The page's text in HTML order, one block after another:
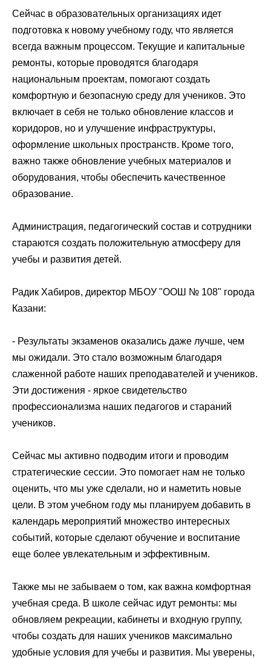
Сейчас в образовательных организациях идет
подготовка к новому учебному году, что является
всегда важным процессом. Текущие и капитальные
ремонты, которые проводятся благодаря
национальным проектам, помогают создать
комфортную и безопасную среду для учеников. Это
включает в себя не только обновление классов и
коридоров, но и улучшение инфраструктуры,
оформление школьных пространств. Кроме того,
важно также обновление учебных материалов и
оборудования, чтобы обеспечить качественное
образование.
Администрация, педагогический состав и сотрудники
стараются создать положительную атмосферу для
учебы и развития детей.
Радик Хабиров, директор МБОУ "ООШ № 108" города
Казани:
- Результаты экзаменов оказались даже лучше, чем
мы ожидали. Это стало возможным благодаря
слаженной работе наших преподавателей и учеников.
Эти достижения - яркое свидетельство
профессионализма наших педагогов и стараний
учеников.
Сейчас мы активно подводим итоги и проводим
стратегические сессии. Это помогает нам не только
оценить, что мы уже сделали, но и наметить новые
цели. В этом учебном году мы планируем добавить в
календарь мероприятий множество интересных
событий, которые сделают обучение и воспитание
еще более увлекательным и эффективным.
Также мы не забываем о том, как важна комфортная
учебная среда. В школе сейчас идут ремонты: мы
обновляем рекреации, кабинеты и входную группу,
чтобы создать для наших учеников максимально
удобные условия для учебы и развития. Мы уверены,